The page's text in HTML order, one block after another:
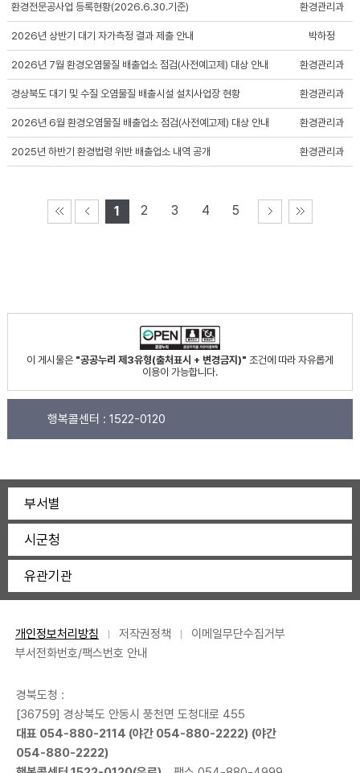
환경전문공사업 등록현황(2026.6.30.기준) 환경관리과
2026년 상반기 대기 자가측정 결과 제출 안내 박하정
2026년 7월 환경오염물질 배출업소 점검(사전예고제) 대상 안내 환경관리과
경상북도 대기 및 수질 오염물질 배출시설 설치사업장 현황 환경관리과
2026년 6월 환경오염물질 배출업소 점검(사전예고제) 대상 안내 환경관리과
2025년 하반기 환경법령 위반 배출업소 내역 공개 환경관리과
1 2 3 4 5
이 게시물은 "공공누리 제3유형(출처표시 + 변경금지)" 조건에 따라 자유롭게
이용이 가능합니다.
행복콜센터 : 1522-0120
부서별
시군청
유관기관
개인정보처리방침 저작권정책
이메일무단수집거부
부서전화번호/팩스번호 안내
경북도청 :
[36759] 경상북도 안동시 풍천면 도청대로 455
대표 054-880-2114 (야간 054-880-2222) (야간
054-880-2222)